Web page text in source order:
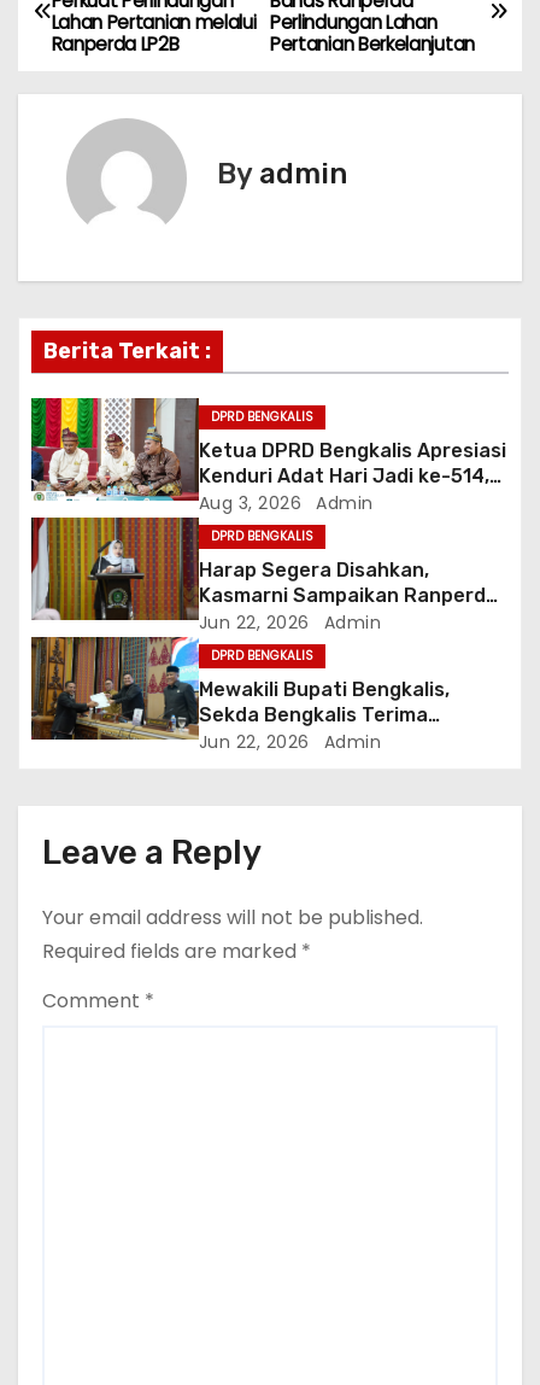
o
s
v
g
a
t
i
o
n
Perlindungan Lahan
Pertanian Berkelanjutan
Lahan Pertanian melalui
Ranperda LP2B
By admin
Berita Terkait :
DPRD BENGKALIS
Ketua DPRD Bengkalis Apresiasi
Kenduri Adat Hari Jadi ke-514,
Perkuat Pelestarian Budaya
Melayu
Aug 3, 2026 Admin
DPRD BENGKALIS
Harap Segera Disahkan,
Kasmarni Sampaikan Ranperda
Pertanggungjawaban APBD
2025
Jun 22, 2026 Admin
DPRD BENGKALIS
Mewakili Bupati Bengkalis,
Sekda Bengkalis Terima
Laporan Reses Masa Sidang II
Jun 22, 2026 Admin
Leave a Reply
Your email address will not be published.
Required fields are marked *
Comment *